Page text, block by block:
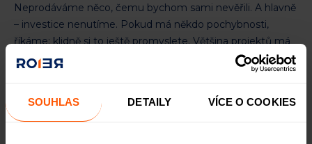
SOUHLAS DETAILY VÍCE O COOKIES
Neprodáváme něco, čemu bychom sami nevěřili. A hlavně
– investice nenutíme. Pokud má někdo pochybnosti,
říkáme: klidně si to ještě promyslete. Většina projektů má
kolem 70 % LTV, takže rizika držíme pod kontrolou. A tím,
Crowdfunding je pro spoustu lidí pořád relativně